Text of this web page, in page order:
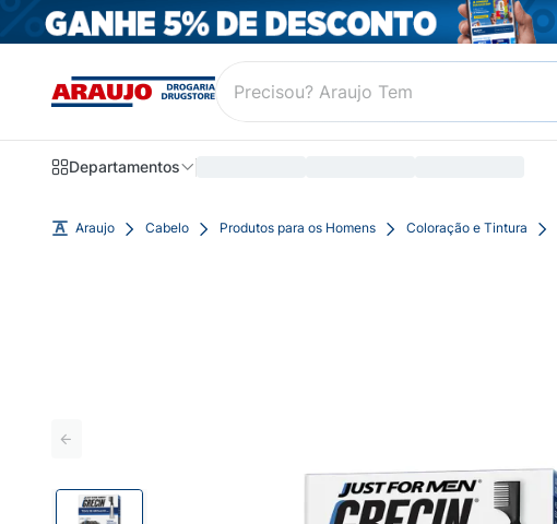
Departamentos
Araujo Cabelo Produtos para os Homens Coloração e Tintura